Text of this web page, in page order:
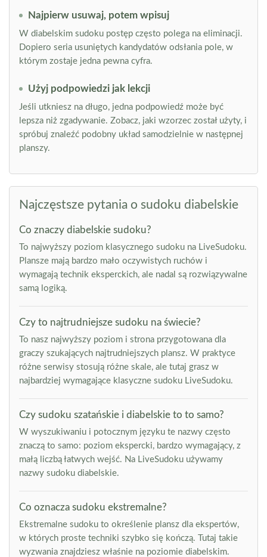
Najpierw usuwaj, potem wpisuj
W diabelskim sudoku postęp często polega na eliminacji.
Dopiero seria usuniętych kandydatów odsłania pole, w
którym zostaje jedna pewna cyfra.
Użyj podpowiedzi jak lekcji
Jeśli utkniesz na długo, jedna podpowiedź może być
lepsza niż zgadywanie. Zobacz, jaki wzorzec został użyty, i
spróbuj znaleźć podobny układ samodzielnie w następnej
planszy.
Najczęstsze pytania o sudoku diabelskie
Co znaczy diabelskie sudoku?
To najwyższy poziom klasycznego sudoku na LiveSudoku.
Plansze mają bardzo mało oczywistych ruchów i
wymagają technik eksperckich, ale nadal są rozwiązywalne
samą logiką.
Czy to najtrudniejsze sudoku na świecie?
To nasz najwyższy poziom i strona przygotowana dla
graczy szukających najtrudniejszych plansz. W praktyce
różne serwisy stosują różne skale, ale tutaj grasz w
najbardziej wymagające klasyczne sudoku LiveSudoku.
Czy sudoku szatańskie i diabelskie to to samo?
W wyszukiwaniu i potocznym języku te nazwy często
znaczą to samo: poziom ekspercki, bardzo wymagający, z
małą liczbą łatwych wejść. Na LiveSudoku używamy
nazwy sudoku diabelskie.
Co oznacza sudoku ekstremalne?
Ekstremalne sudoku to określenie plansz dla ekspertów,
w których proste techniki szybko się kończą. Tutaj takie
wyzwania znajdziesz właśnie na poziomie diabelskim.